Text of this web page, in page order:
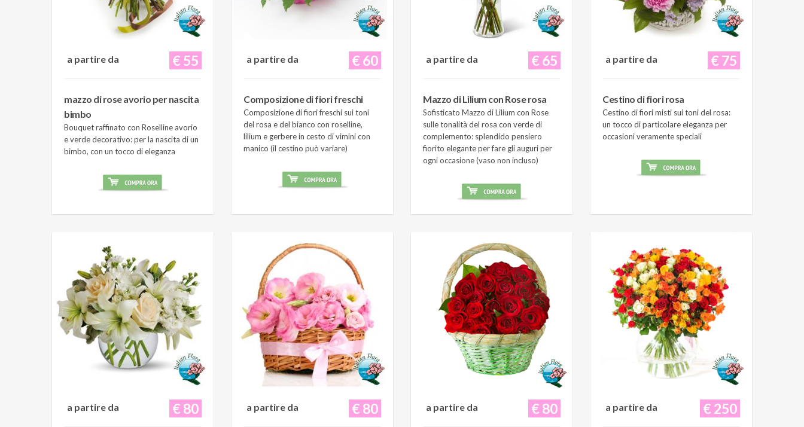
€ 55
a partire da
mazzo di rose avorio per nascita
bimbo
Bouquet raffinato con Roselline avorio
e verde decorativo: per la nascita di un
bimbo, con un tocco di eleganza
€ 60
a partire da
Composizione di fiori freschi
Composizione di fiori freschi sui toni
del rosa e del bianco con roselline,
lilium e gerbere in cesto di vimini con
manico (il cestino può variare)
€ 65
a partire da
Mazzo di Lilium con Rose rosa
Sofisticato Mazzo di Lilium con Rose
sulle tonalità del rosa con verde di
complemento: splendido pensiero
fiorito elegante per fare gli auguri per
ogni occasione (vaso non incluso)
€ 75
a partire da
Cestino di fiori rosa
Cestino di fiori misti sui toni del rosa:
un tocco di particolare eleganza per
occasioni veramente speciali
€ 80
a partire da € 80
a partire da € 80
a partire da € 250
a partire da